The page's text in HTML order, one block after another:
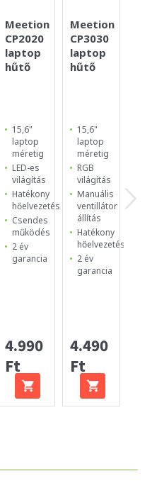
Meetion
CP2020
laptop
hűtő
15,6"
laptop
méretig
LED-es
világítás
Hatékony
hőelvezetés
Csendes
működés
2 év
garancia
4.990
Ft
Meetion
CP3030
laptop
hűtő
15,6"
laptop
méretig
RGB
világítás
Manuális
ventillátor
állítás
Hatékony
hőelvezetés
2 év
garancia
4.490
Ft